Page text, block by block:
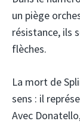
un piège
résistance, ils
flèches.
La mort de
sens : il
Avec